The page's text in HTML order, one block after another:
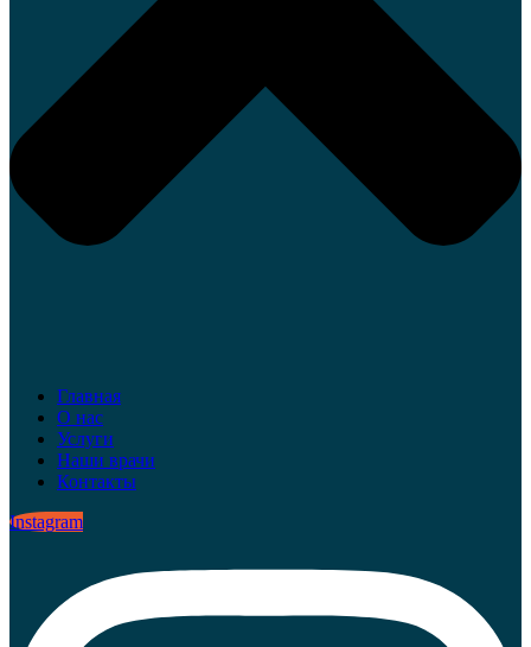
Главная
О нас
Услуги
Наши врачи
Контакты
Instagram